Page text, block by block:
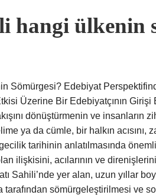
hangi ülkenin
Sömürgesi? Edebiyat
Üzerine Bir Edebiyatçının
dönüştürmenin ve insanların
ya da cümle, bir halkın acısını,
tarihinin anlatılmasında
ilişkisini, acılarının ve
Sahili’nde yer alan, uzun yıllar
sömürgeleştirilmesi ve